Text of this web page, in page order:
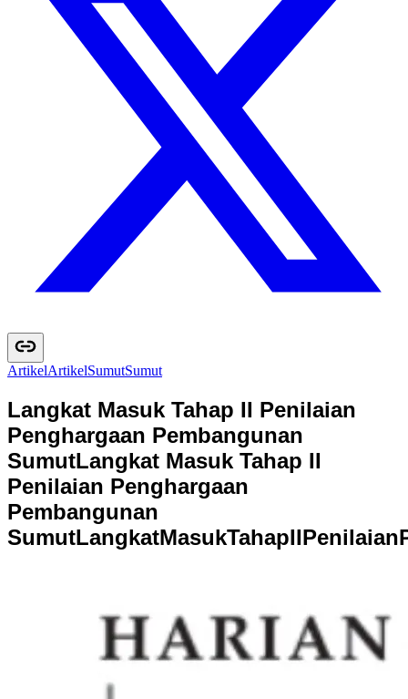
ArtikelArtikelSumutSumut
Langkat Masuk Tahap II Penilaian
Penghargaan Pembangunan
SumutLangkat Masuk Tahap II
Penilaian Penghargaan
Pembangunan
SumutLangkatMasukTahapIIPenilaian